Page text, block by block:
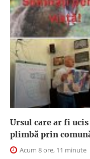
Ursul care ar fi
plimbă prin
Acum 8 ore, 11 minute